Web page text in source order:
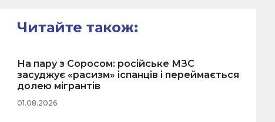
Читайте також:
На пару з Соросом: російське МЗС
засуджує «расизм» іспанців і переймається
долею мігрантів
01.08.2026